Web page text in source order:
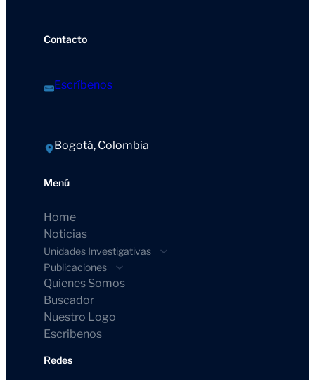
Contacto
Escríbenos
Bogotá, Colombia
Menú
Home
Noticias
Unidades Investigativas
Publicaciones
Quienes Somos
Buscador
Nuestro Logo
Escribenos
Redes